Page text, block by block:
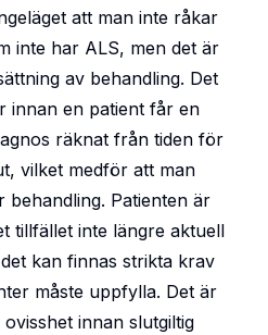
att man inte råkar
inte har ALS, men det är
av behandling. Det
innan en patient får en
räknat från tiden för
vilket medför att man
Patienten är
tillfället inte längre aktuell
kan finnas strikta krav
måste uppfylla. Det är
innan slutgiltig